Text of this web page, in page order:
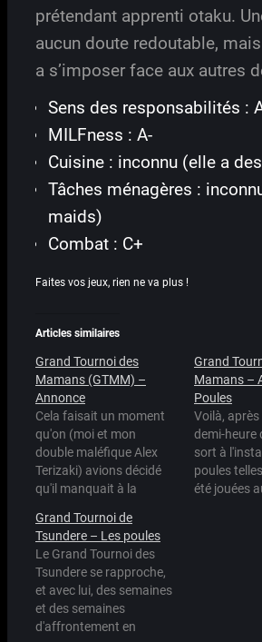
prétendant apprenti otaku.
aucun doute redoutable,
a s’imposer face aux autres
Sens des responsabilités :
MILFness : A-
Cuisine : inconnu (elle a
Tâches ménagères :
maids)
Combat : C+
Faites vos jeux, rien ne va plus !
Articles similaires
Grand Tournoi des
Mamans (GTMM) –
Annonce
Cela faisait un moment
qu'on (moi et mon
double maléfique Alex
Terizaki) avions décidé
qu'il manquait à la
Tournoi des Mamans.
Rassurez-vous, ça va
bientôt être réparé.
Après donc le Grand
Tournoi des Seifuku
(uniformes scolaires) qui
avait surtout brillé par sa
Grand
Mamans –
Poules
Voilà,
demi-heure
sort à
poules
été jouées
Grand Tournoi de
Tsundere – Les poules
Le Grand Tournoi des
Tsundere se rapproche,
et avec lui, des semaines
et des semaines
d'affrontement en